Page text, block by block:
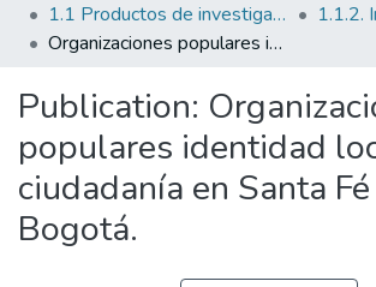
All of DSpace
1.1 Productos de investigación
1.1.2.
Organizaciones populares identidad local y ciudadanía en Santa Fé de Bogotá.
Publication:
populares identidad
ciudadanía en Santa
Bogotá.